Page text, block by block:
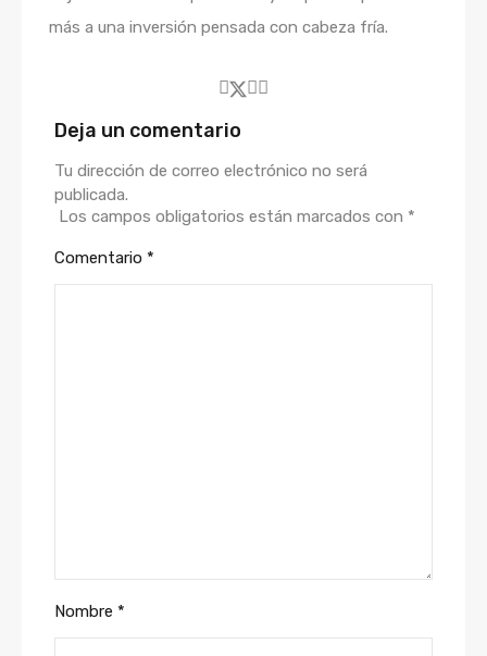
más a una inversión pensada con cabeza fría.
Deja un comentario
Tu dirección de correo electrónico no será
publicada.
Los campos obligatorios están marcados con *
Comentario *
Nombre *